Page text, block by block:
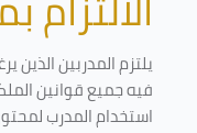
يلتزم المدربين
فيه جميع قوانين
استخدام المدرب